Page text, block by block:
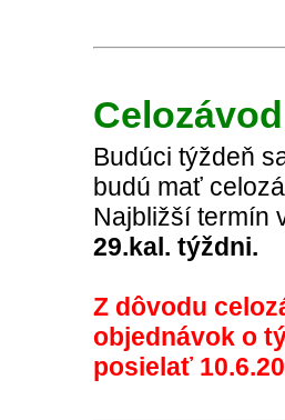
Budúci týždeň
budú mať
Najbližší termín
29.kal. týždni.
Z dôvodu
objednávok o
posielať